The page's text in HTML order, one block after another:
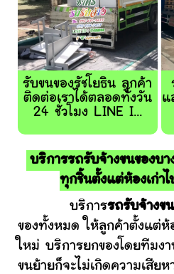
รับขนของรัชโยธิน ลูกค้า
ติดต่อเราได้ตลอดทั้งวัน
24 ชั่วโมง LINE I...
แ
บริการรถรับจ้างขนของบา
ทุกชิ้นตั้งแต่ห้องเก่า
บริการรถรับจ้างข
ของทั้งหมด ให้ลูกค้าตั้งแต่ห้
ใหม่ บริการยกของโดยทีมง
ขนย้ายก็จะไม่เกิดความเสีย